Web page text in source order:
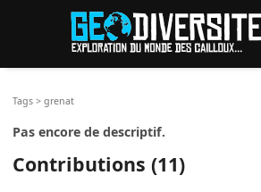
Tags >grenat
Pas encore de descriptif.
Contributions (11)